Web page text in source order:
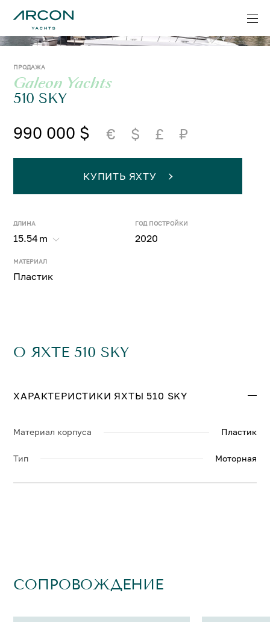
ПРОДАЖА
Galeon Yachts
510 SKY
990 000 $ € $ £ ₽
ДЛИНА
15.54 m
ГОД ПОСТРОЙКИ
2020
МАТЕРИАЛ
Пластик
КУПИТЬ ЯХТУ
О ЯХТЕ 510 SKY
ХАРАКТЕРИСТИКИ ЯХТЫ 510 SKY
Материал корпуса Пластик
Тип Моторная
СОПРОВОЖДЕНИЕ